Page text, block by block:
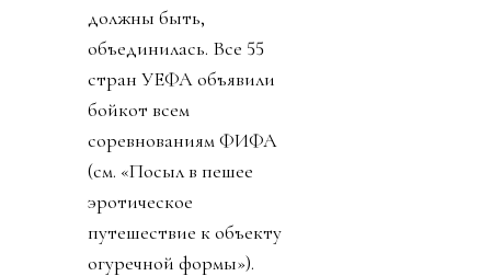
должны быть,
объединилась. Все 55
стран УЕФА объявили
бойкот всем
соревнованиям ФИФА
(см. «Посыл в пешее
эротическое
путешествие к объекту
огуречной формы»).